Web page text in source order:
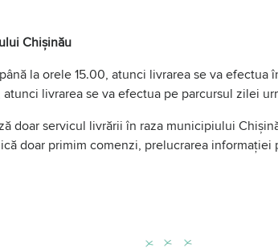
Chișinău
la orele 15.00, atunci livrarea se va efectua
livrarea se va efectua pe parcursul zilei
doar servicul livrării în raza municipiului
doar primim comenzi, prelucrarea informației